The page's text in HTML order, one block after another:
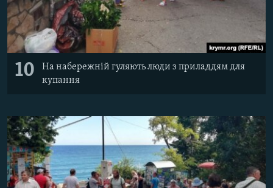
10
На набережній гуляють люди з приладдям для
купання